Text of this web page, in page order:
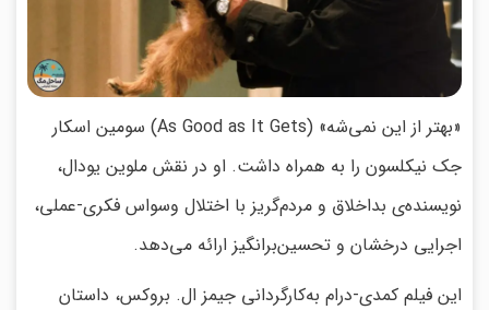
«بهتر از این نمی‌شه» (As Good as It Gets) سومین اسکار
جک نیکلسون را به همراه داشت. او در نقش ملوین یودال،
نویسنده‌ی بداخلاق و مردم‌گریز با اختلال وسواس فکری-عملی،
اجرایی درخشان و تحسین‌برانگیز ارائه می‌دهد.
این فیلم کمدی-درام به‌کارگردانی جیمز ال. بروکس، داستان